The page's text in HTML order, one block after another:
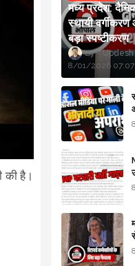
की है।
मध्य प्रदेश:
स्थायी
बड़ा स्पष्टीकरण
8/01/2026